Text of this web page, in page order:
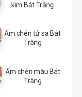
kim Bát Tràng
Ấm chén tử sa Bát
Tràng
Ấm chén màu Bát
Tràng